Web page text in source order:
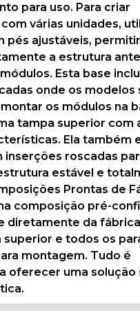
para uso. Para criar
várias unidades,
pés ajustáveis,
a estrutura
Esta base
onde os modelos
os módulos na
tampa superior com
Ela também
inserções roscadas
estável e
Prontas de
composição pré-
diretamente da
superior e todos os
montagem. Tudo é
oferecer uma solução